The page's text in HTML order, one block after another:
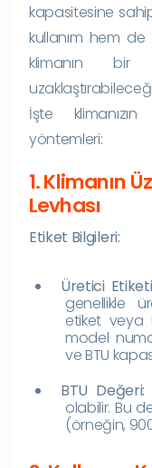
kapasitesine
kullanım hem de
klimanın
İşte
yöntemleri:
1. Klimanın
Levhası
Etiket Bilgileri:
Üretici
genellikle
etiket veya
model
ve BTU
BTU Değeri:
olabilir. Bu
(örneğin,